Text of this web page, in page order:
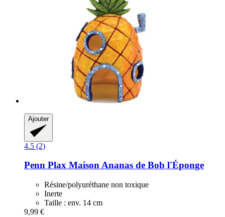
Ajouter
4.5 (2)
Penn Plax Maison Ananas de Bob l'Éponge
Résine/polyuréthane non toxique
Inerte
Taille : env. 14 cm
9,99 €